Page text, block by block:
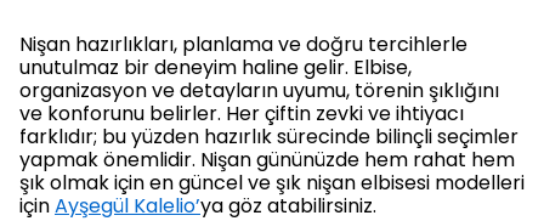
Nişan hazırlıkları, planlama ve doğru tercihlerle
unutulmaz bir deneyim haline gelir. Elbise,
organizasyon ve detayların uyumu, törenin şıklığını
ve konforunu belirler. Her çiftin zevki ve ihtiyacı
farklıdır; bu yüzden hazırlık sürecinde bilinçli seçimler
yapmak önemlidir. Nişan gününüzde hem rahat hem
şık olmak için en güncel ve şık nişan elbisesi modelleri
içinAyşegül Kalelio’ya göz atabilirsiniz.